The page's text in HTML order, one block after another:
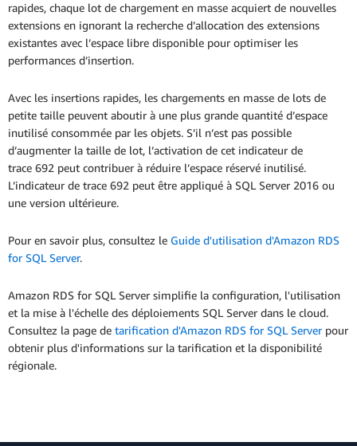
rapides, chaque lot de chargement en masse acquiert de nouvelles
extensions en ignorant la recherche d’allocation des extensions
existantes avec l’espace libre disponible pour optimiser les
performances d’insertion.
Avec les insertions rapides, les chargements en masse de lots de
petite taille peuvent aboutir à une plus grande quantité d’espace
inutilisé consommée par les objets. S’il n’est pas possible
d’augmenter la taille de lot, l’activation de cet indicateur de
trace 692 peut contribuer à réduire l’espace réservé inutilisé.
L’indicateur de trace 692 peut être appliqué à SQL Server 2016 ou
une version ultérieure.
Pour en savoir plus, consultez le Guide d'utilisation d'Amazon RDS
for SQL Server.
Amazon RDS for SQL Server simplifie la configuration, l'utilisation
et la mise à l'échelle des déploiements SQL Server dans le cloud.
Consultez la page de tarification d'Amazon RDS for SQL Serverpour
obtenir plus d'informations sur la tarification et la disponibilité
régionale.